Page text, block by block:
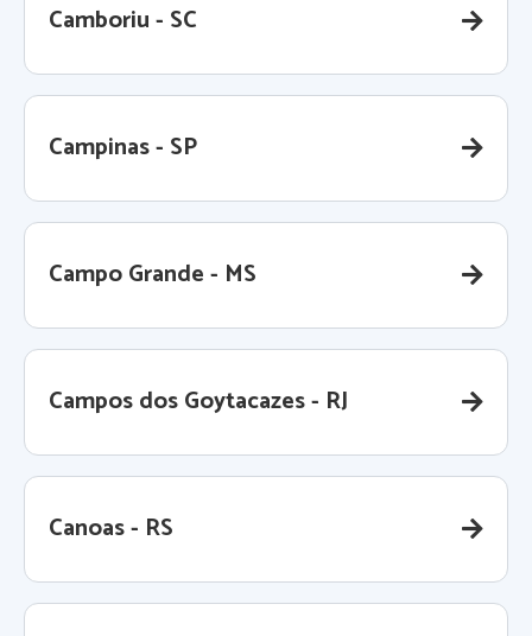
Camboriu - SC
Campinas - SP
Campo Grande - MS
Campos dos Goytacazes - RJ
Canoas - RS